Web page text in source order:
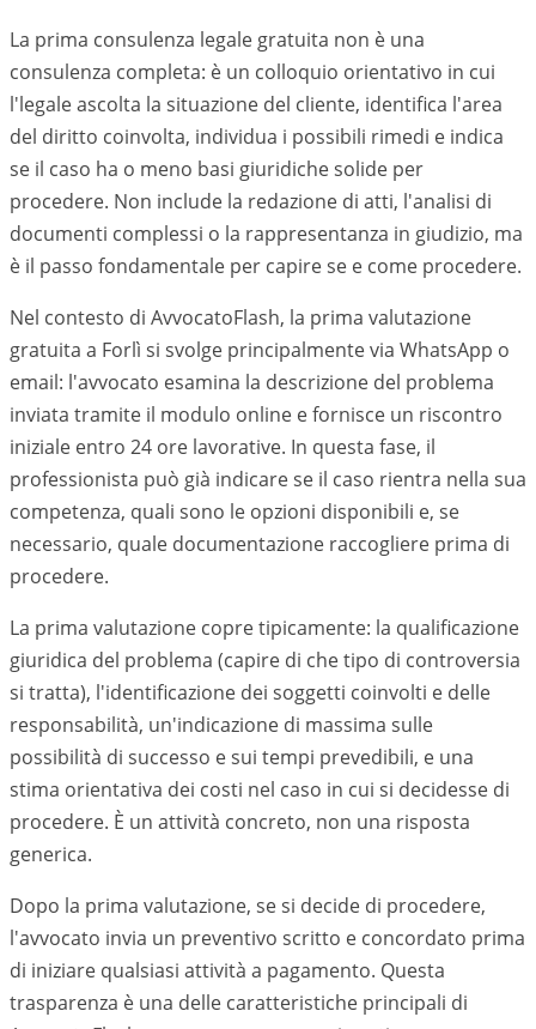
La prima consulenza legale gratuita non è una
consulenza completa: è un colloquio orientativo in cui
l'legale ascolta la situazione del cliente, identifica l'area
del diritto coinvolta, individua i possibili rimedi e indica
se il caso ha o meno basi giuridiche solide per
procedere. Non include la redazione di atti, l'analisi di
documenti complessi o la rappresentanza in giudizio, ma
è il passo fondamentale per capire se e come procedere.
Nel contesto di AvvocatoFlash, la prima valutazione
gratuita a Forlì si svolge principalmente via WhatsApp o
email: l'avvocato esamina la descrizione del problema
inviata tramite il modulo online e fornisce un riscontro
iniziale entro 24 ore lavorative. In questa fase, il
professionista può già indicare se il caso rientra nella sua
competenza, quali sono le opzioni disponibili e, se
necessario, quale documentazione raccogliere prima di
procedere.
La prima valutazione copre tipicamente: la qualificazione
giuridica del problema (capire di che tipo di controversia
si tratta), l'identificazione dei soggetti coinvolti e delle
responsabilità, un'indicazione di massima sulle
possibilità di successo e sui tempi prevedibili, e una
stima orientativa dei costi nel caso in cui si decidesse di
procedere. È un attività concreto, non una risposta
generica.
Dopo la prima valutazione, se si decide di procedere,
l'avvocato invia un preventivo scritto e concordato prima
di iniziare qualsiasi attività a pagamento. Questa
trasparenza è una delle caratteristiche principali di